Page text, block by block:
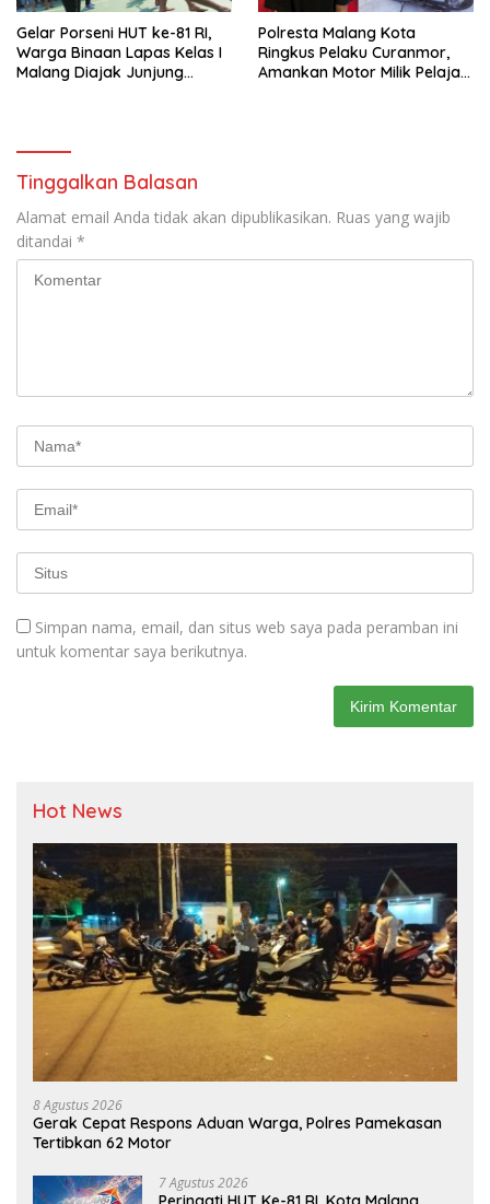
Gelar Porseni HUT ke-81 RI,
Warga Binaan Lapas Kelas I
Malang Diajak Junjung
Polresta Malang Kota
Ringkus Pelaku Curanmor,
Amankan Motor Milik Pelajar
Tinggalkan Balasan
Alamat email Anda tidak akan dipublikasikan. Ruas yang wajib
ditandai *
Simpan nama, email, dan situs web saya pada peramban ini
untuk komentar saya berikutnya.
Hot News
8 Agustus 2026
Gerak Cepat Respons Aduan Warga, Polres Pamekasan
Tertibkan 62 Motor
7 Agustus 2026